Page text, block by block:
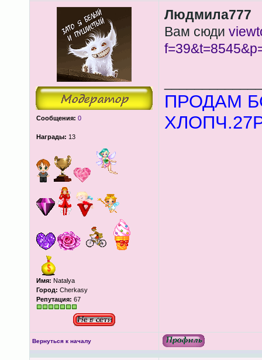
Сообщения: 0
Награды: 13
Имя: Natalya
Город: Cherkasy
Репутация: 67
Людмила777
Вам сюди
ПРОДАМ
Вернуться к началу